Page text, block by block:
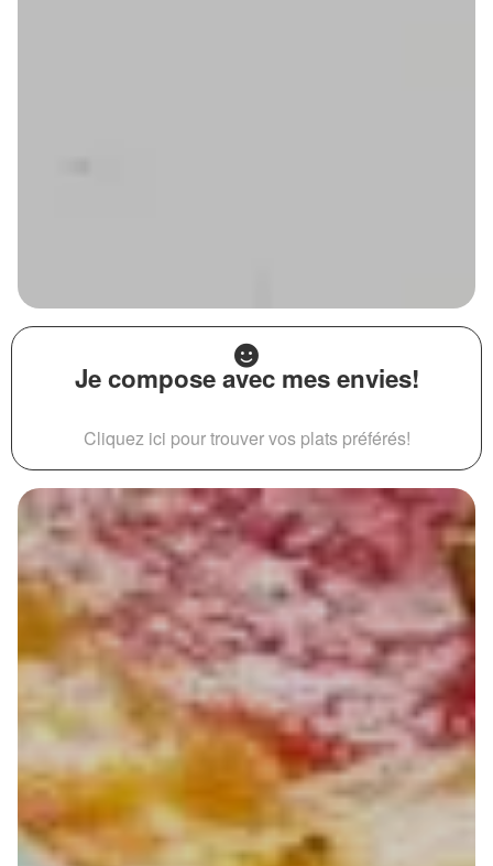
Je compose avec mes envies!
Cliquez ici pour trouver vos plats préférés!